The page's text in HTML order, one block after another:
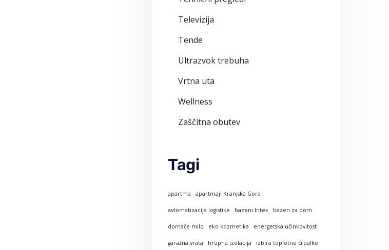
Televizija
Tende
Ultrazvok trebuha
Vrtna uta
Wellness
Zaščitna obutev
Tagi
apartma apartmaji Kranjska Gora
avtomatizacija logistike bazeni Intex bazen za dom
domače milo eko kozmetika energetska učinkovitost
garažna vrata hrupna izolacija izbira toplotne črpalke